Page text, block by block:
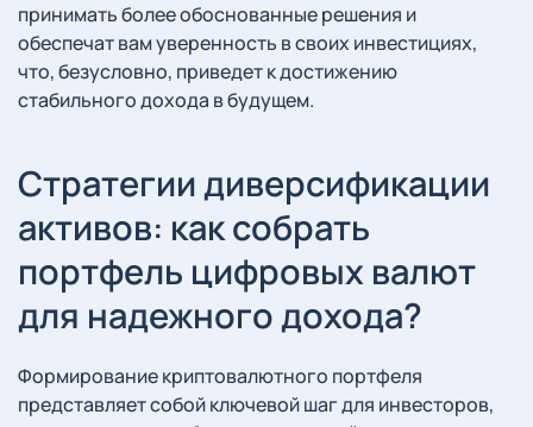
принимать более обоснованные решения и
обеспечат вам уверенность в своих инвестициях,
что, безусловно, приведет к достижению
стабильного дохода в будущем.
Стратегии диверсификации
активов: как собрать
портфель цифровых валют
для надежного дохода?
Формирование криптовалютного портфеля
представляет собой ключевой шаг для инвесторов,